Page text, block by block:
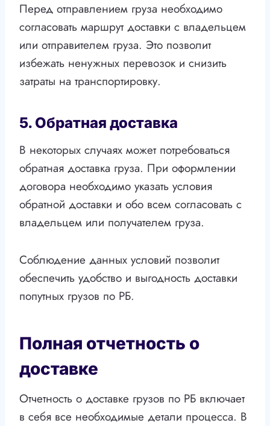
Перед отправлением груза необходимо
согласовать маршрут доставки с владельцем
или отправителем груза. Это позволит
избежать ненужных перевозок и снизить
затраты на транспортировку.
5. Обратная доставка
В некоторых случаях может потребоваться
обратная доставка груза. При оформлении
договора необходимо указать условия
обратной доставки и обо всем согласовать с
владельцем или получателем груза.
Соблюдение данных условий позволит
обеспечить удобство и выгодность доставки
попутных грузов по РБ.
Полная отчетность о
доставке
Отчетность о доставке грузов по РБ включает
в себя все необходимые детали процесса. В